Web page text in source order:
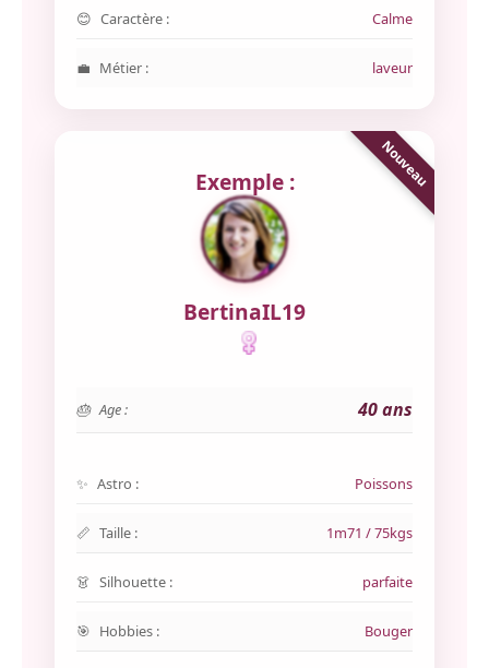
Caractère : Calme
Métier : laveur
Exemple :
BertinaIL19
Age : 40 ans
Astro : Poissons
Taille : 1m71 / 75kgs
Silhouette : parfaite
Hobbies : Bouger